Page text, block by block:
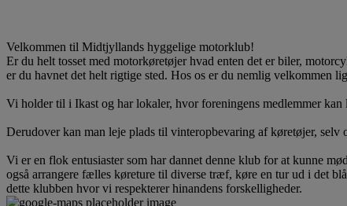
Velkommen til Midtjyllands hyggelige motorklub!
Er du helt tosset med motorkøretøjer hvad enten det er biler,
er du havnet det helt rigtige sted. Hos os er du nemlig velkommen
Vi holder til i Ikast og har lokaler, hvor foreningens medlemmer kan
Derudover kan man leje plads til vinteropbevaring af køretøjer, selv
Vi er en flok entusiaster som har dannet denne klub for at kunne
også arrangere fælles køreture til diverse træf, køre en tur ud i det
dette klubben hvor vi respekterer hinandens forskelligheder.